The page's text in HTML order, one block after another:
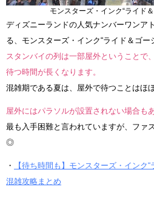
モンスターズ・インク“ライド
ディズニーランドの人気ナンバーワンア
る、モンスターズ・インク“ライド＆ゴー
スタンバイの列は一部屋外ということで
待つ時間が長くなります。
混雑期である夏は、屋外で待つことはほ
屋外にはパラソルが設置されない場合も
最も入手困難と言われていますが、ファ
◎
・
【待ち時間も】モンスターズ・インク
混雑攻略まとめ